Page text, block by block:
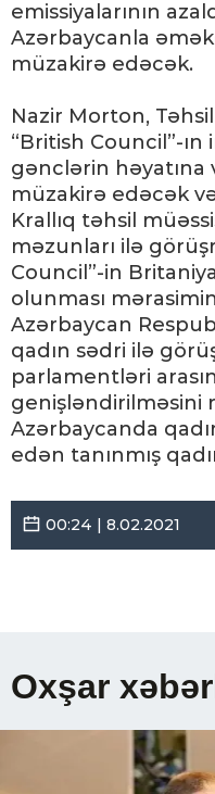
emissiyalarının
Azərbaycanla
müzakirə edəcək.
Nazir Morton,
“British Council”-ın
gənclərin həyatına
müzakirə edəcək
Krallıq təhsil
məzunları ilə
Council”-in
olunması
Azərbaycan
qadın sədri ilə
parlamentləri
genişləndirilməsini
Azərbaycanda
edən tanınmış
00:24 | 8.02.2021
Oxşar